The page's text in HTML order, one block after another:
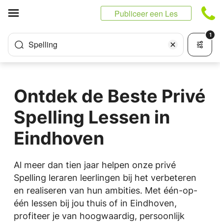
Publiceer een Les
Spelling
1
Ontdek de Beste Privé
Spelling Lessen in
Eindhoven
Al meer dan tien jaar helpen onze privé
Spelling leraren leerlingen bij het verbeteren
en realiseren van hun ambities. Met één-op-
één lessen bij jou thuis of in Eindhoven,
profiteer je van hoogwaardig, persoonlijk